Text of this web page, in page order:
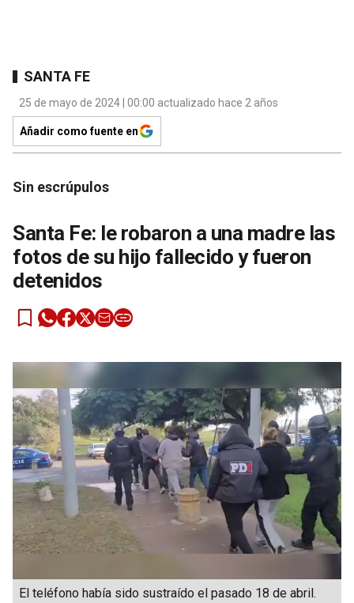
SANTA FE
25 de mayo de 2024 | 00:00 actualizado hace 2 años
Añadir como fuente en
Sin escrúpulos
Santa Fe: le robaron a una madre las
fotos de su hijo fallecido y fueron
detenidos
El teléfono había sido sustraído el pasado 18 de abril.